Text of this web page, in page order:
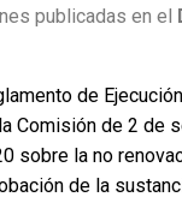
publicadas en el
de
Comisión de 2 de
sobre la no
de la